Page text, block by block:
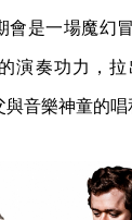
會是一場魔幻
演奏功力，
音樂神童的唱